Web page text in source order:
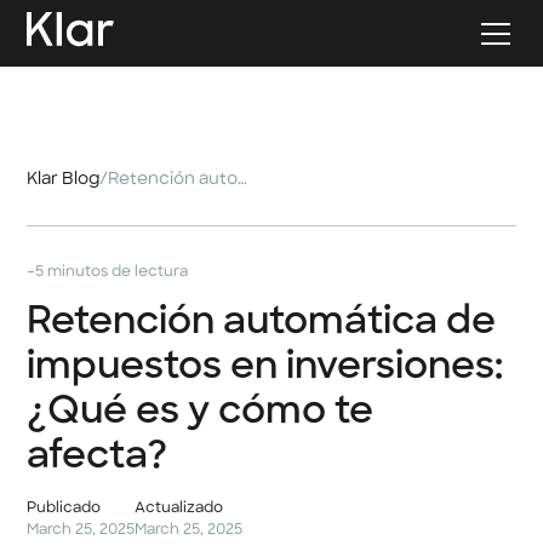
Klar Blog/ Retención automática de impuestos en inversiones: ¿Qué es y cómo te afecta?
-5 minutos de lectura
Retención automática de
impuestos en inversiones:
¿Qué es y cómo te
afecta?
Publicado
March 25, 2025
Actualizado
March 25, 2025